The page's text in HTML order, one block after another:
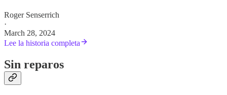
Roger Senserrich
·
March 28, 2024
Lee la historia completa
Sin reparos